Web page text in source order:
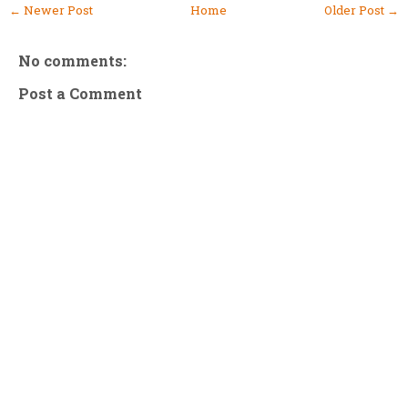
← Newer Post Older Post →
Home
No comments:
Post a Comment